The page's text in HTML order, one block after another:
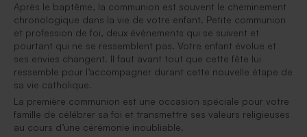
Après le baptême, la communion est souvent le cheminement
chronologique dans la vie de votre enfant. Petite communion
et profession de foi, deux événements qui se suivent et
pourtant qui ne se ressemblent pas. Votre enfant évolue et
ses envies changent. Il faut avant tout que cette fête lui
ressemble pour l’accompagner durant cette nouvelle étape de
sa vie catholique.
La première communion est une occasion spéciale pour votre
famille de célébrer sa foi et transmettre ses valeurs religieuses
au cours d’une cérémonie inoubliable.